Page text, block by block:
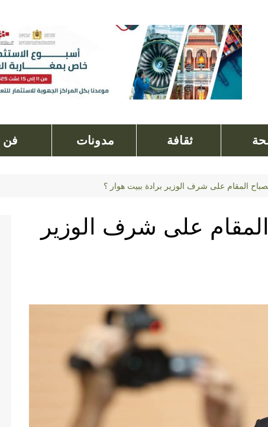
ثقافة مدونات فن
المقام على شرف الوزير برادة ببيت هوار ؟
على شرف الوزير